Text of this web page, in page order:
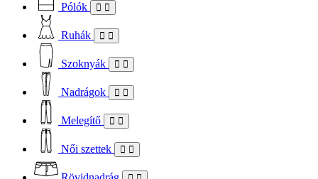
Pólók
Ruhák
Szoknyák
Nadrágok
Melegítő
Női szettek